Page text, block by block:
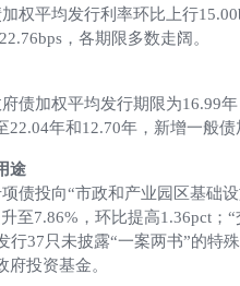
权平均发行利率环比上行
，各期限多数走阔。
债加权平均发行期限为16.99
22.04年和12.70年，新增一般债
途
债投向“市政和产业园区基础
至7.86%，环比提高1.36pct；
行37只未披露“一案两书”的特
府投资基金。